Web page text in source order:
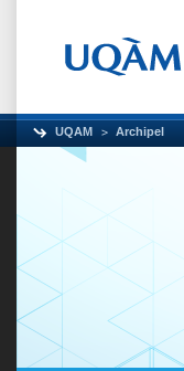
UQAM Archipel